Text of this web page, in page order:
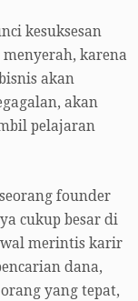
kesuksesan
karena
akan
akan
pelajaran
founder
cukup besar di
merintis karir
dana,
yang tepat,